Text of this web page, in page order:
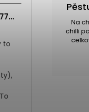
ČATNÍ MANGO de WOCH (277ml)
to
Na
chilli